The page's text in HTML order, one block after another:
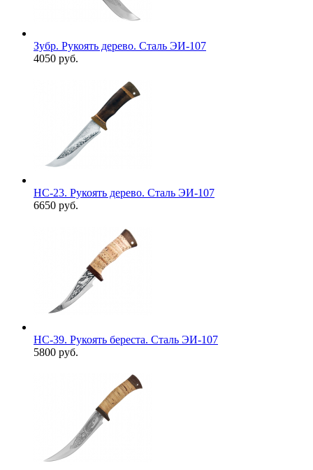
Зубр. Рукоять дерево. Сталь ЭИ-107
4050 руб.
НС-23. Рукоять дерево. Сталь ЭИ-107
6650 руб.
НС-39. Рукоять береста. Сталь ЭИ-107
5800 руб.